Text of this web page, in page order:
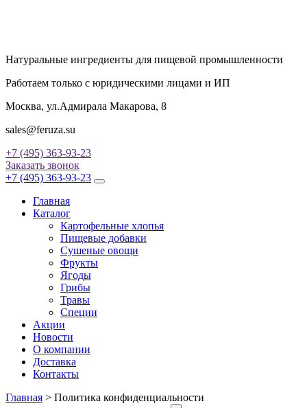
Натуральные ингредиенты для пищевой промышленности
Работаем только с юридическими лицами и ИП
Москва, ул.Адмирала Макарова, 8
sales@feruza.su
+7 (495) 363-93-23
Заказать звонок
+7 (495) 363-93-23
Главная
Каталог
Картофельные хлопья
Пищевые добавки
Сушеные овощи
Фрукты
Ягоды
Грибы
Травы
Специи
Акции
Новости
О компании
Доставка
Контакты
Главная > Политика конфиденциальности